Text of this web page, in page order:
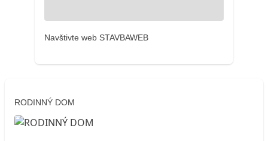
Navštivte web STAVBAWEB
RODINNÝ DOM